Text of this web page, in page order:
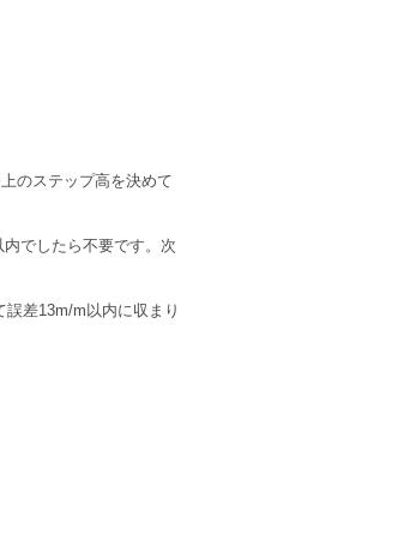
のステップ高を決めて
でしたら不要です。次
差13m/m以内に収まり